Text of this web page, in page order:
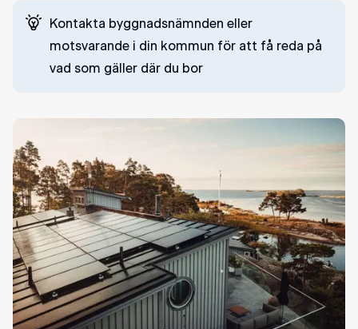
Kontakta byggnadsnämnden eller
motsvarande i din kommun för att få reda på
vad som gäller där du bor